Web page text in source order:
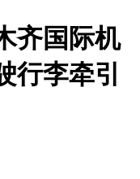
齐国际机
行李牵引